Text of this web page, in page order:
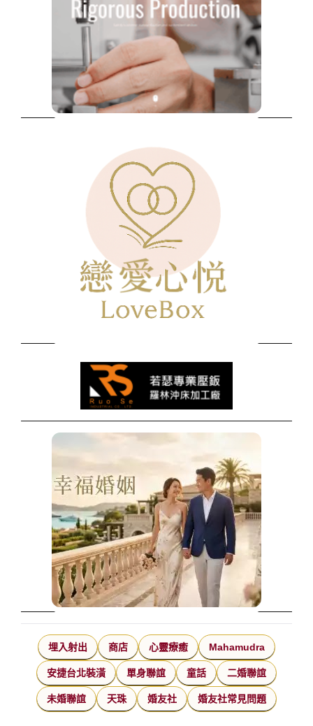
埋入射出 商店 心靈療癒 Mahamudra
安捷台北裝潢 單身聯誼 童話 二婚聯誼
未婚聯誼 天珠 婚友社 婚友社常見問題